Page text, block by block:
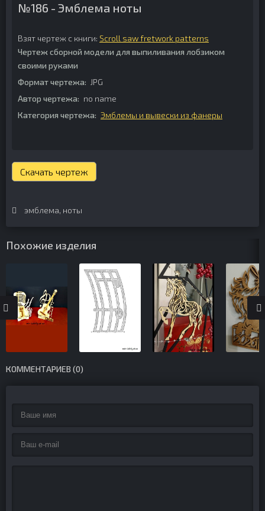
№186 - Эмблема ноты
Взят чертеж с книги: Scroll saw fretwork patterns
Чертеж сборной модели для выпиливания лобзиком
своими руками
Формат чертежа: JPG
Автор чертежа: no name
Категория чертежа: Эмблемы и вывески из фанеры
Скачать чертеж
эмблема, ноты
Похожие изделия
КОММЕНТАРИЕВ (0)